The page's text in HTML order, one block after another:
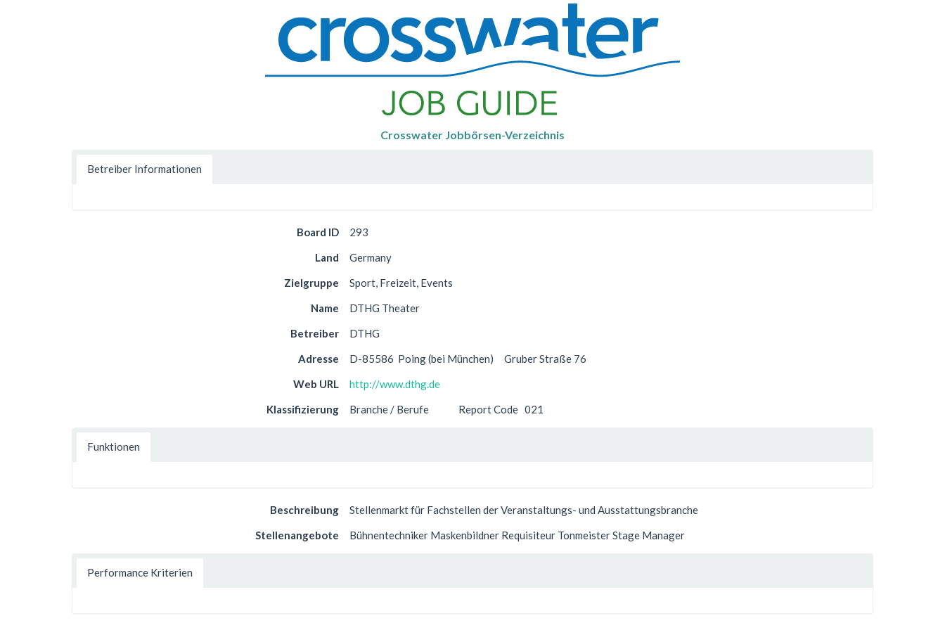
Crosswater Jobbörsen-Verzeichnis
Betreiber Informationen
Board ID
293
Land
Germany
Zielgruppe
Sport, Freizeit, Events
Name
DTHG Theater
Betreiber
DTHG
Adresse
D-85586 Poing (bei München)
Gruber Straße 76
Web URL
http://www.dthg.de
Klassifizierung
Branche / Berufe Report Code 021
Funktionen
Beschreibung
Stellenmarkt für Fachstellen der Veranstaltungs- und Ausstattungsbranche
Stellenangebote
Bühnentechniker Maskenbildner Requisiteur Tonmeister Stage Manager
Performance Kriterien